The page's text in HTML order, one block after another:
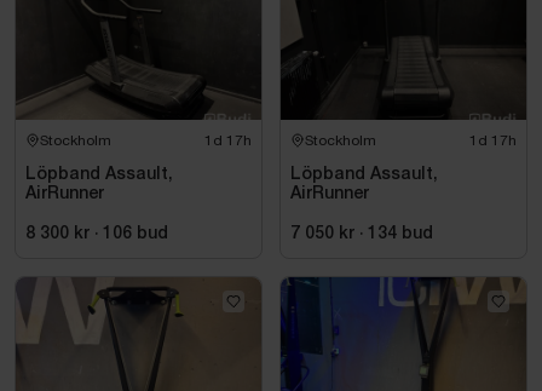
Stockholm 1d 17h
Löpband Assault,
AirRunner
8 300 kr · 106 bud
Stockholm 1d 17h
Löpband Assault,
AirRunner
7 050 kr · 134 bud